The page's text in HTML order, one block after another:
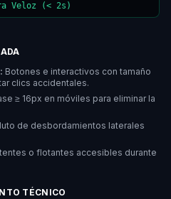
Veloz (< 2s)
Botones e interactivos con tamaño
clics accidentales.
≥ 16px en móviles para eliminar la
de desbordamientos laterales
o flotantes accesibles durante
TÉCNICO